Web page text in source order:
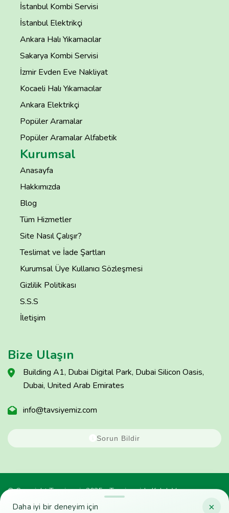
×
Daha iyi bir deneyim için
İstanbul Kombi Servisi
İstanbul Elektrikçi
Ankara Halı Yıkamacılar
Sakarya Kombi Servisi
İzmir Evden Eve Nakliyat
Kocaeli Halı Yıkamacılar
Ankara Elektrikçi
Popüler Aramalar
Popüler Aramalar Alfabetik
Kurumsal
Anasayfa
Hakkımızda
Blog
Tüm Hizmetler
Site Nasıl Çalışır?
Teslimat ve İade Şartları
Kurumsal Üye Kullanıcı Sözleşmesi
Gizlilik Politikası
S.S.S
İletişim
Bize Ulaşın
Building A1, Dubai Digital Park, Dubai Silicon Oasis,
Dubai, United Arab Emirates
info@tavsiyemiz.com
Sorun Bildir
© Copyright Tavsiyemiz 2025 - Tavsiyemiz'e Kulak Ver